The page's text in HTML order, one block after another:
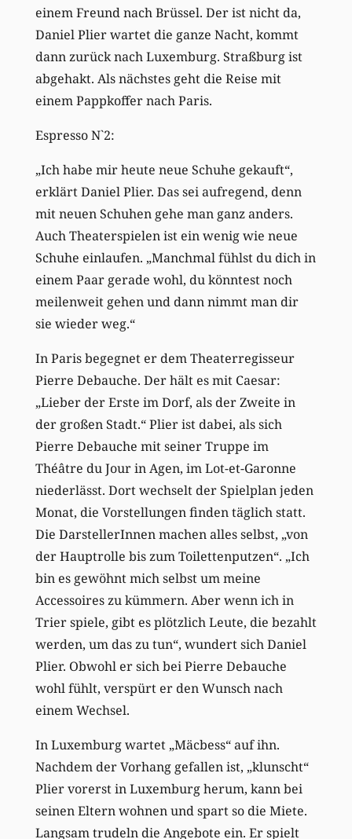
einem Freund nach Brüssel. Der ist nicht da,
Daniel Plier wartet die ganze Nacht, kommt
dann zurück nach Luxemburg. Straßburg ist
abgehakt. Als nächstes geht die Reise mit
einem Pappkoffer nach Paris.
Espresso N`2:
„Ich habe mir heute neue Schuhe gekauft“,
erklärt Daniel Plier. Das sei aufregend, denn
mit neuen Schuhen gehe man ganz anders.
Auch Theaterspielen ist ein wenig wie neue
Schuhe einlaufen. „Manchmal fühlst du dich in
einem Paar gerade wohl, du könntest noch
meilenweit gehen und dann nimmt man dir
sie wieder weg.“
In Paris begegnet er dem Theaterregisseur
Pierre Debauche. Der hält es mit Caesar:
„Lieber der Erste im Dorf, als der Zweite in
der großen Stadt.“ Plier ist dabei, als sich
Pierre Debauche mit seiner Truppe im
Théâtre du Jour in Agen, im Lot-et-Garonne
niederlässt. Dort wechselt der Spielplan jeden
Monat, die Vorstellungen finden täglich statt.
Die DarstellerInnen machen alles selbst, „von
der Hauptrolle bis zum Toilettenputzen“. „Ich
bin es gewöhnt mich selbst um meine
Accessoires zu kümmern. Aber wenn ich in
Trier spiele, gibt es plötzlich Leute, die bezahlt
werden, um das zu tun“, wundert sich Daniel
Plier. Obwohl er sich bei Pierre Debauche
wohl fühlt, verspürt er den Wunsch nach
einem Wechsel.
In Luxemburg wartet „Mäcbess“ auf ihn.
Nachdem der Vorhang gefallen ist, „klunscht“
Plier vorerst in Luxemburg herum, kann bei
seinen Eltern wohnen und spart so die Miete.
Langsam trudeln die Angebote ein. Er spielt